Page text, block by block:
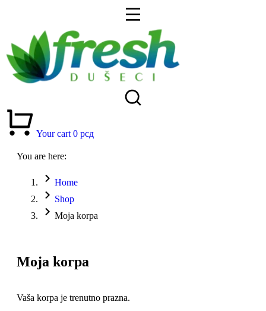
Your cart 0 рсд
You are here:
Home
Shop
Moja korpa
Moja korpa
Vaša korpa je trenutno prazna.